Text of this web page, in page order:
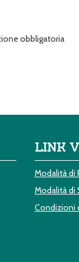
obbligatoria
LINK
Modalità di
Modalità di
Condizioni